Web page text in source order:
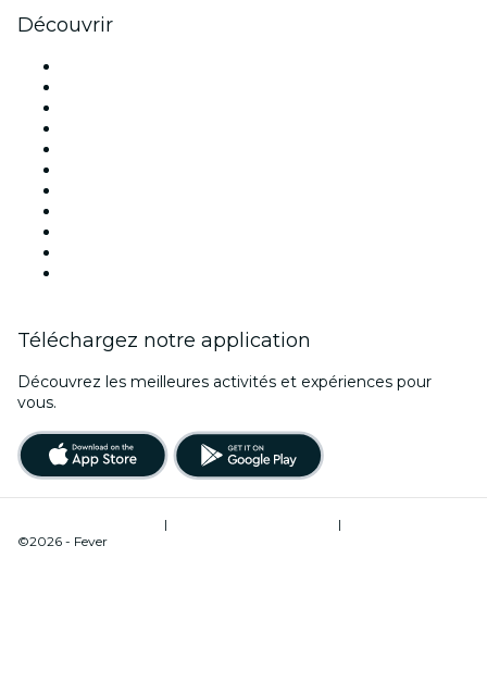
Découvrir
Téléchargez notre application
Découvrez les meilleures activités et expériences pour
vous.
| |
©2026 - Fever